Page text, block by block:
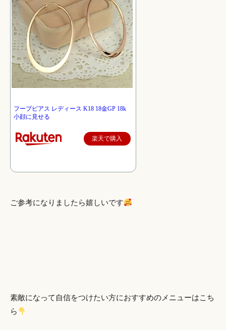
フープピアス レディース K18 18金GP 18k
小顔に見せる
楽天で購入
ご参考になりましたら嬉しいです
素敵になって自信をつけたい方におすすめのメニューはこち
ら